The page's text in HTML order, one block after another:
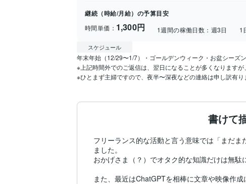
継続（時給/月給）の予算目安
時間単価： 1,300円 1週間の稼働日数： 週3日 1
スケジュール
年末年始（12/29〜1/7）・ゴールデンウィーク・お盆シーズ
※上記時間外でのご返信は、翌日になることが多くなりますが
※ひとまず主婦ですので、夜半〜深夜などの連絡は申し訳有り
書けて
フリーランス的な活動と言う意味では「まだ
ました。
おかげさま（？）でオタク的な知識だけは無駄
また、最近はChatGPTを相棒に文章や映像作成